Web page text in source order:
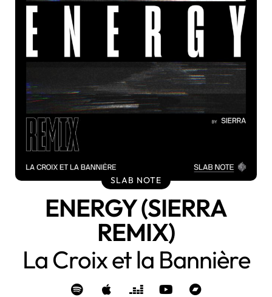
SLAB NOTE
ENERGY (SIERRA
REMIX)
La Croix et la Bannière